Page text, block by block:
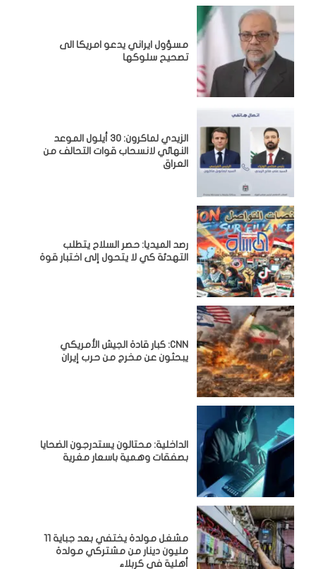
مسؤول ايراني يدعو امريكا الى
تصحيح سلوكها
الزيدي لماكرون: 30 أيلول الموعد
النهائي لانسحاب قوات التحالف من
العراق
رصد الميديا: حصر السلاح يتطلب
التهدئة كي لا يتحول إلى اختبار قوة
CNN: كبار قادة الجيش الأمريكي
يبحثون عن مخرج من حرب إيران
الداخلية: محتالون يستدرجون الضحايا
بصفقات وهمية باسعار مغرية
مشغل مولدة يختفي بعد جباية 11
مليون دينار من مشتركي مولدة
أهلية في كربلاء